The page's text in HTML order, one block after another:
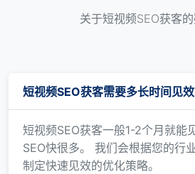
关于短视频SEO获客
短视频SEO获客需要多长时间见效
短视频SEO获客一般1-2个月就能
SEO快很多。 我们会根据您的行
制定快速见效的优化策略。